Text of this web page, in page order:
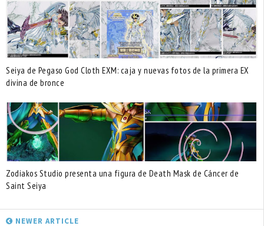
Seiya de Pegaso God Cloth EXM: caja y nuevas fotos de la primera EX
divina de bronce
Zodiakos Studio presenta una figura de Death Mask de Cáncer de
Saint Seiya
NEWER ARTICLE